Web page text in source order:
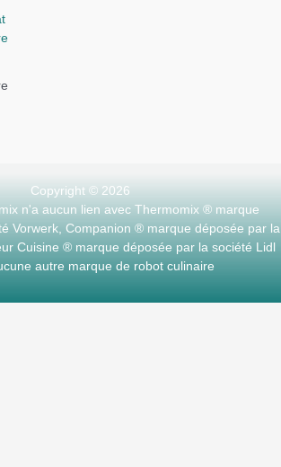
Copyright © 2026
n'a aucun lien avec Thermomix ® marque
Vorwerk, Companion ® marque déposée par la
Cuisine ® marque déposée par la société Lidl
autre marque de robot culinaire